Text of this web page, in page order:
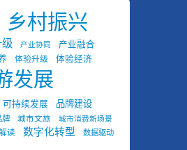
乡村振兴
级 产业协同 产业融合
体验升级 体验经济
发展
可持续发展 品牌建设
牌 城市文旅 城市消费新场景
读 数字化转型
数据驱动